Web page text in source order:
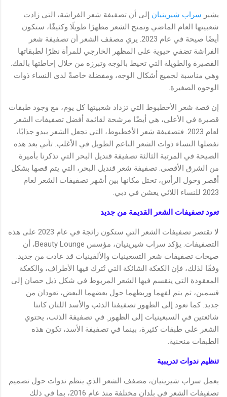
يشير سراب شيرينيان إلى أن تصفيفة شعر الفراشة، التي زادت
شعبيتها العام الماضي وتمنح الشعر مظهرًا طويلًا وكثيفًا، ستكون
أيضًا صيحة في عام 2023. يري مصفف الشعر أن تصفيفة شعر
الفراشة تضفي حيوية على المظهر الخارجي للمرأة نظرًا لطبقاتها
القصيرة والطويلة التي تحيط بالوجه وتبرزه من خلال إحاطتها بالفك.
وهي مناسبة لجميع أشكال الوجه، ومفضلة خاصةً لدى النساء ذوات
الوجوه الصغيرة.
إن قصة شعر الأخطبوط التي تزداد شعبيتها كل يوم، مع وجود طبقات
قصيرة في الأعلى، هي أيضًا مرشحة لقائمة أفضل تصفيفات الشعر
لعام 2023. فتصفيفة شعر الأخطبوط، التي تجعل الشعر يبدو جذابًا،
تفضلها النساء ذوات الشعر الناعم الطويل في الأغلب. تأتي بعد هذه
الصيحة في المرتبة الثالثة تصفيفة قنديل البحر التي تذكرنا بأميرة
من الشرق الأقصى. تصفيفة شعر قنديل البحر، التي يتم قصها بشكل
أقصر وحول الرأس، تحتل مكانها بين أشهر تصفيفات الشعر لعام
2023 للنساء اللائي يعشن في دبي.
تعود تصفيفات الشعر القديمة من جديد
لا تقتصر تصفيفات الشعر التي ستكون رائجة في عام 2023 على هذه
التصفيفات. يؤكد سراب شيرينيان، مؤسس Beauty Lounge، أن
صيحات تصفيفات شعر التسعينيات والألفينيات قد عادت من جديد.
وفقًا لذلك، فإن الكعكة الشائكة التي تُترك فيها الأطراف، والكعكة
المعقودة التي ينقسم فيها الشعر المربوط في شكل ذيل حصان إلى
قسمين، ثم يتم لفهما وربطهما حول بعضهما البعض، تعودان من
جديد. كما تعود إلى الظهور تصفيفتا الذئب والأسد اللتان كانتا
شائعتين في السبعينيات إلى الظهور. في تصفيفة الذئب، يحتوي
الشعر على طبقات كثيرة، بينما في تصفيفة الأسد، تكون هذه
الطبقات منحنية.
تنظيم ندوات تدريبية
يعمل سراب شيرينيان، مصفف الشعر الذي ينظم ندوات حول تصميم
تصفيفات الشعر في بلدان مختلفة منذ عام 2016، بما في ذلك